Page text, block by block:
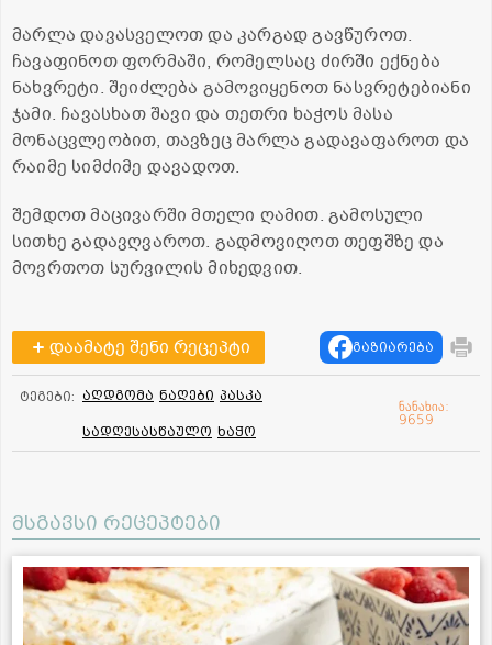
მარლა დავასველოთ და კარგად გავწუროთ.
ჩავაფინოთ ფორმაში, რომელსაც ძირში ექნება
ნახვრეტი. შეიძლება გამოვიყენოთ ნასვრეტებიანი
ჯამი. ჩავასხათ შავი და თეთრი ხაჭოს მასა
მონაცვლეობით, თავზეც მარლა გადავაფაროთ და
რაიმე სიმძიმე დავადოთ.
შემდოთ მაცივარში მთელი ღამით. გამოსული
სითხე გადავღვაროთ. გადმოვიღოთ თეფშზე და
მოვრთოთ სურვილის მიხედვით.
დაამატე შენი რეცეპტი გაზიარება
ტეგები: აღდგომა ნაღები პასკა
სადღესასწაულო ხაჭო
ნანახია:
9659
მსგავსი რეცეპტები